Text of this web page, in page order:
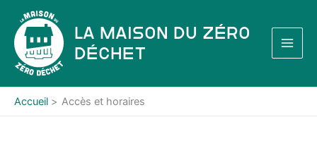
contenu
La Maison du Zéro
Déchet
Accueil Accès et horaires